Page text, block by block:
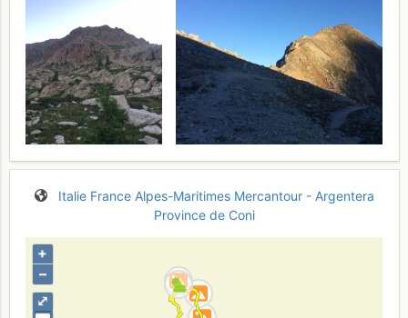
Italie France Alpes-Maritimes Mercantour - Argentera
Province de Coni
⤢
+
–